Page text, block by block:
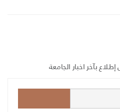
بآخر اخبار الجامعة